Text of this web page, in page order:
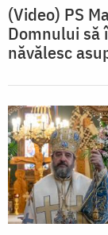
(Video) PS
Domnului să
năvălesc